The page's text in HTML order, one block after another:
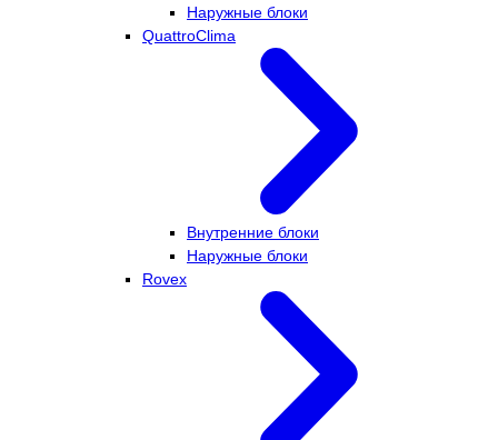
Наружные блоки
QuattroClima
Внутренние блоки
Наружные блоки
Rovex